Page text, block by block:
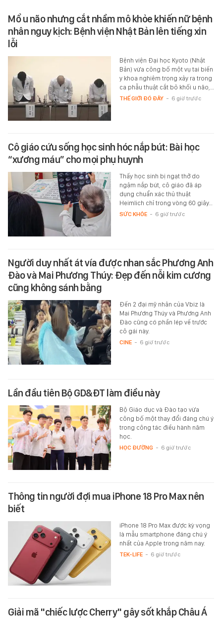
Mổ u não nhưng cắt nhầm mô khỏe khiến nữ bệnh
nhân nguy kịch: Bệnh viện Nhật Bản lên tiếng xin
lỗi
Bệnh viện Đại học Kyoto (Nhật
Bản) vừa công bố một vụ tai biến
y khoa nghiêm trọng xảy ra trong
ca phẫu thuật cắt bỏ khối u não,…
THẾ GIỚI ĐÓ ĐÂY - 6 giờ trước
Cô giáo cứu sống học sinh hóc nắp bút: Bài học
“xương máu” cho mọi phụ huynh
Thấy học sinh bị ngạt thở do
ngậm nắp bút, cô giáo đã áp
dụng chuẩn xác thủ thuật
Heimlich chỉ trong vòng 60 giây…
SỨC KHỎE - 6 giờ trước
Người duy nhất át vía được nhan sắc Phương Anh
Đào và Mai Phương Thúy: Đẹp đến nỗi kim cương
cũng không sánh bằng
Đến 2 đại mỹ nhân của Vbiz là
Mai Phương Thúy và Phương Anh
Đào cũng có phần lép vế trước
cô gái này.
CINE - 6 giờ trước
Lần đầu tiên Bộ GD&ĐT làm điều này
Bộ Giáo dục và Đào tạo vừa
công bố một thay đổi đáng chú ý
trong công tác điều hành năm
học.
HỌC ĐƯỜNG - 6 giờ trước
Thông tin người đợi mua iPhone 18 Pro Max nên
biết
iPhone 18 Pro Max được kỳ vọng
là mẫu smartphone đáng chú ý
nhất của Apple trong năm nay.
TEK-LIFE - 6 giờ trước
Giải mã "chiếc lược Cherry" gây sốt khắp Châu Á